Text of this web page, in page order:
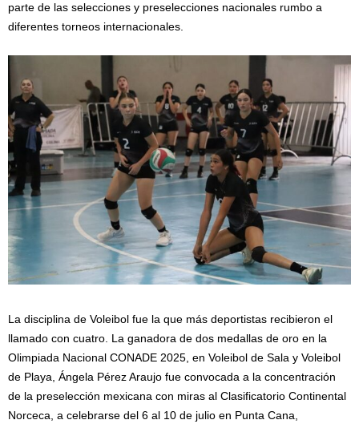
parte de las selecciones y preselecciones nacionales rumbo a
diferentes torneos internacionales.
La disciplina de Voleibol fue la que más deportistas recibieron el
llamado con cuatro. La ganadora de dos medallas de oro en la
Olimpiada Nacional CONADE 2025, en Voleibol de Sala y Voleibol
de Playa, Ángela Pérez Araujo fue convocada a la concentración
de la preselección mexicana con miras al Clasificatorio Continental
Norceca, a celebrarse del 6 al 10 de julio en Punta Cana,